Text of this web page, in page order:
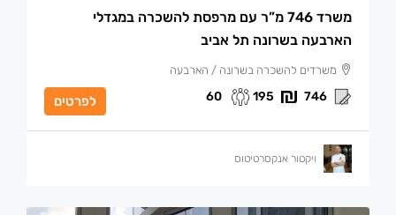
משרד 746 מ”ר עם מרפסת להשכרה במגדלי
הארבעה בשרונה תל אביב
משרדים להשכרה בשרונה / הארבעה
746
195
60 לפרטים
ויקטור אנקסרטיטוס